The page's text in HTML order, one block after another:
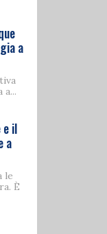
a
e il
a
le
È